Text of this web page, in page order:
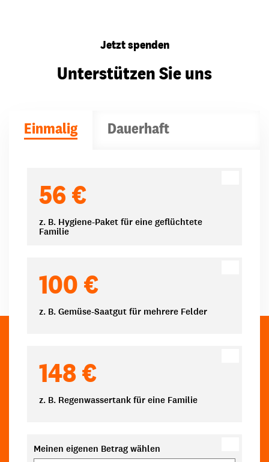
Jetzt spenden
Unterstützen Sie uns
Einmalig Dauerhaft
56 €
z. B. Hygiene-Paket für eine geflüchtete
Familie
100 €
z. B. Gemüse-Saatgut für mehrere Felder
148 €
z. B. Regenwassertank für eine Familie
Meinen eigenen Betrag wählen